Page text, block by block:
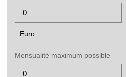
Euro
Mensualité maximum possible